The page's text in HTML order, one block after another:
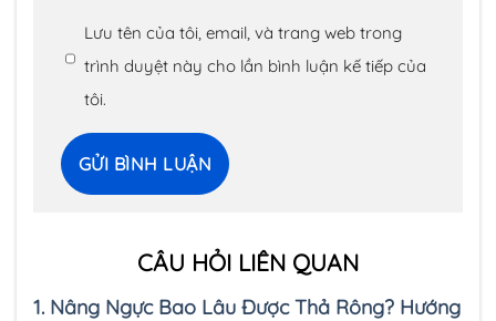
Lưu tên của tôi, email, và trang web trong
trình duyệt này cho lần bình luận kế tiếp của
tôi.
CÂU HỎI LIÊN QUAN
1. Nâng Ngực Bao Lâu Được Thả Rông? Hướng